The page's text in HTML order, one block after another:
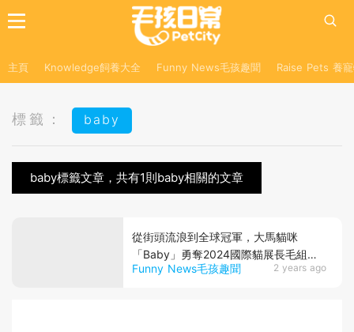
主頁 Knowledge飼養大全 Funny News毛孩趣聞 Raise Pets 養
標籤： baby
baby標籤文章，共有1則baby相關的文章
Funny News毛孩趣聞 2 years ago
從街頭流浪到全球冠軍，大馬貓咪
「Baby」勇奪2024國際貓展長毛組冠
軍